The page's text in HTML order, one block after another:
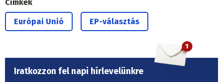
Címkék
Európai Unió EP-választás
Iratkozzon fel napi hírlevelünkre